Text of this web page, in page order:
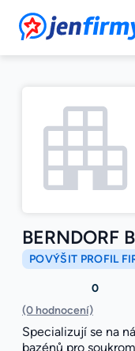
JenFirmy.cz
BERNDORF
POVÝŠIT PROFIL
0
(0 hodnocení)
Specializují se na
bazénů pro